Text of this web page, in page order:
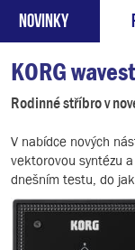
NOVINKY
KORG
Rodinné stříbro v
V nabídce nových
vektorovou syntézu
dnešním testu, do